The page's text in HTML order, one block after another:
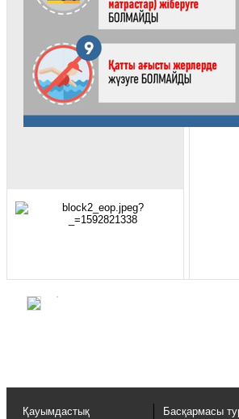
Қауымдастық
Басқармасы